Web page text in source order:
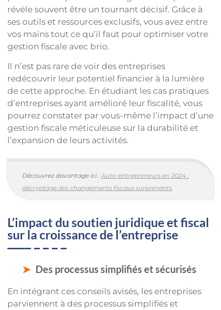
révèle souvent être un tournant décisif. Grâce à
ses outils et ressources exclusifs, vous avez entre
vos mains tout ce qu’il faut pour optimiser votre
gestion fiscale avec brio.
Il n’est pas rare de voir des entreprises
redécouvrir leur potentiel financier à la lumière
de cette approche. En étudiant les cas pratiques
d’entreprises ayant amélioré leur fiscalité, vous
pourrez constater par vous-même l’impact d’une
gestion fiscale méticuleuse sur la durabilité et
l’expansion de leurs activités.
Découvrez davantage ici : Auto-entrepreneurs en 2024 :
décryptage des changements fiscaux surprenants
L’impact du soutien juridique et fiscal
sur la croissance de l’entreprise
Des processus simplifiés et sécurisés
En intégrant ces conseils avisés, les entreprises
parviennent à des processus simplifiés et